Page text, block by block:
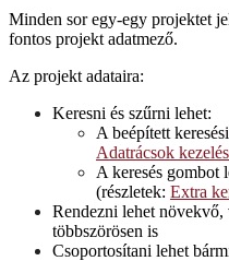
Minden sor egy-egy projektet
fontos projekt adatmező.
Az projekt adataira:
Keresni és szűrni lehet:
A beépített
Adatrácsok
A keresés gombot
(részletek: Extra
Rendezni lehet növekvő,
többszörösen is
Csoportosítani lehet